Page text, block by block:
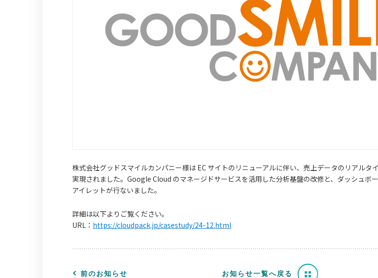
株式会社グッドスマイルカンパニー様は EC サイトのリニューアルに伴い、売上データのリアルタ
実現されました。Google Cloud のマネージドサービスを活用した分析基盤の改修と、ダッシュボ
アイレットが行ないました。
詳細は以下よりご覧ください。
URL： https://cloudpack.jp/casestudy/24-12.html
前のお知らせ お知らせ一覧へ戻る